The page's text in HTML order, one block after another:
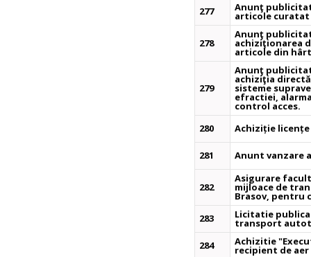
277
Anunţ
articole curatat
278
Anunţ
achiziţionarea
articole din
279
Anunţ
achiziţia
sisteme
efractiei,
control acces.
280
Achiziție
281 Anunt vanzare
282
Asigurare
mijloace de
Brasov, pentru
283
Licitatie
transport
284
Achizitie
recipient de